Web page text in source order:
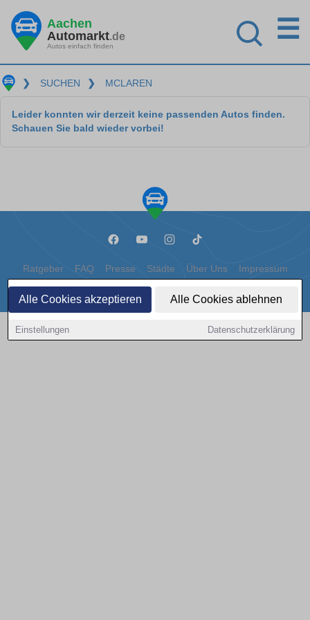
Alle Cookies akzeptieren Alle Cookies ablehnen
Einstellungen Datenschutzerklärung
Aachen
Automarkt.de
Autos einfach finden
☰
❯ SUCHEN ❯ MCLAREN
Leider konnten wir derzeit keine passenden Autos finden.
Schauen Sie bald wieder vorbei!
Ratgeber FAQ Presse Städte Über Uns Impressum
Datenschutz Cookies
Copyright © 2000 - 2026 | 1A Infosysteme GmbH | Content by: 1a-sites-autos